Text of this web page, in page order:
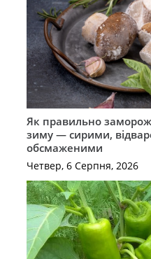
Як правильно
зиму — сирими,
обсмаженими
Четвер, 6 Серпня, 2026